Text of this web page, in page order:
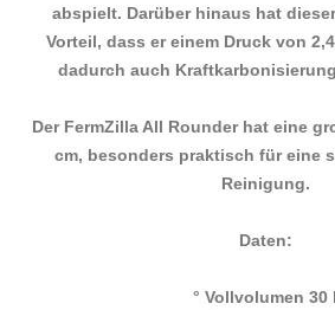
abspielt. Darüber hinaus hat
Vorteil, dass er einem Druck von
dadurch auch
Der FermZilla All Rounder hat eine
cm, besonders praktisch für eine
Reinigung.
Daten:
° Vollvolumen 30 l